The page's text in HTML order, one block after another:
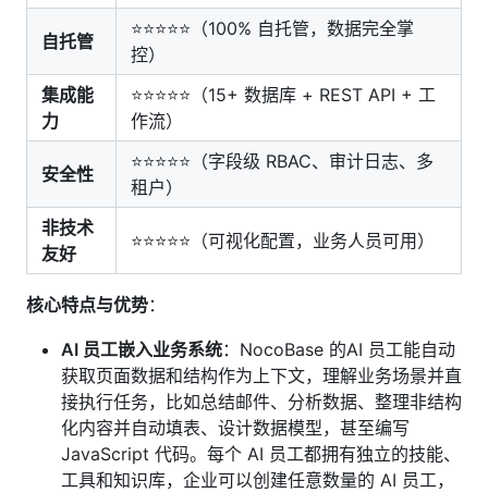
自托管
⭐⭐⭐⭐⭐（100% 自托管，数据完全掌
控）
集成能
力
⭐⭐⭐⭐⭐（15+ 数据库 + REST API + 工
作流）
安全性
⭐⭐⭐⭐⭐（字段级 RBAC、审计日志、多
租户）
非技术
友好
⭐⭐⭐⭐⭐（可视化配置，业务人员可用）
核心特点与优势：
AI 员工嵌入业务系统：NocoBase 的AI 员工能自动
获取页面数据和结构作为上下文，理解业务场景并直
接执行任务，比如总结邮件、分析数据、整理非结构
化内容并自动填表、设计数据模型，甚至编写
JavaScript 代码。每个 AI 员工都拥有独立的技能、
工具和知识库，企业可以创建任意数量的 AI 员工，